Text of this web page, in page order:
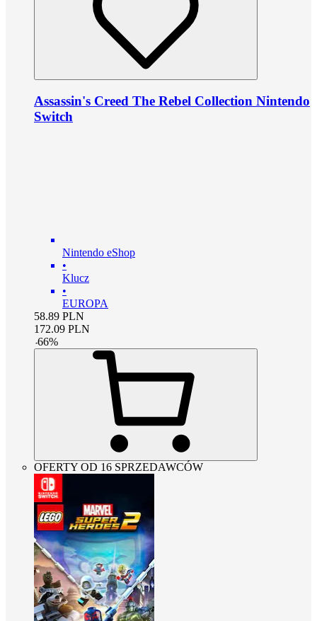
Assassin's Creed The Rebel Collection Nintendo
Switch
Nintendo eShop
•
Klucz
•
EUROPA
58.89 PLN
172.09 PLN
-66%
OFERTY OD 16 SPRZEDAWCÓW